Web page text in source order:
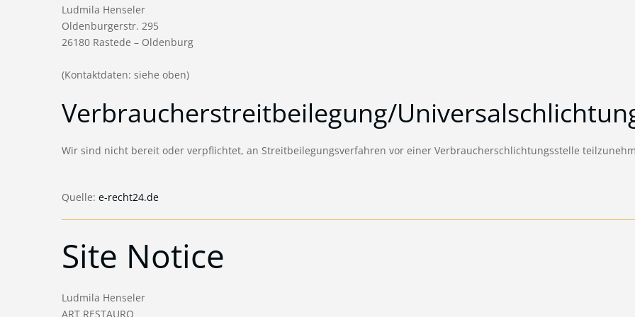
Ludmila Henseler
Oldenburgerstr. 295
26180 Rastede – Oldenburg
(Kontaktdaten: siehe oben)
Verbraucher­streit­beilegung/
Wir sind nicht bereit oder verpflichtet, an Streitbeilegungsverfahren vor einer Verbraucherschlichtungsstelle
Quelle: e-recht24.de
Site Notice
Ludmila Henseler
ART RESTAURO